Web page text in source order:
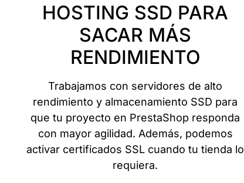
HOSTING SSD PARA
SACAR MÁS
RENDIMIENTO
Trabajamos con servidores de alto
rendimiento y almacenamiento SSD para
que tu proyecto en PrestaShop responda
con mayor agilidad. Además, podemos
activar certificados SSL cuando tu tienda lo
requiera.